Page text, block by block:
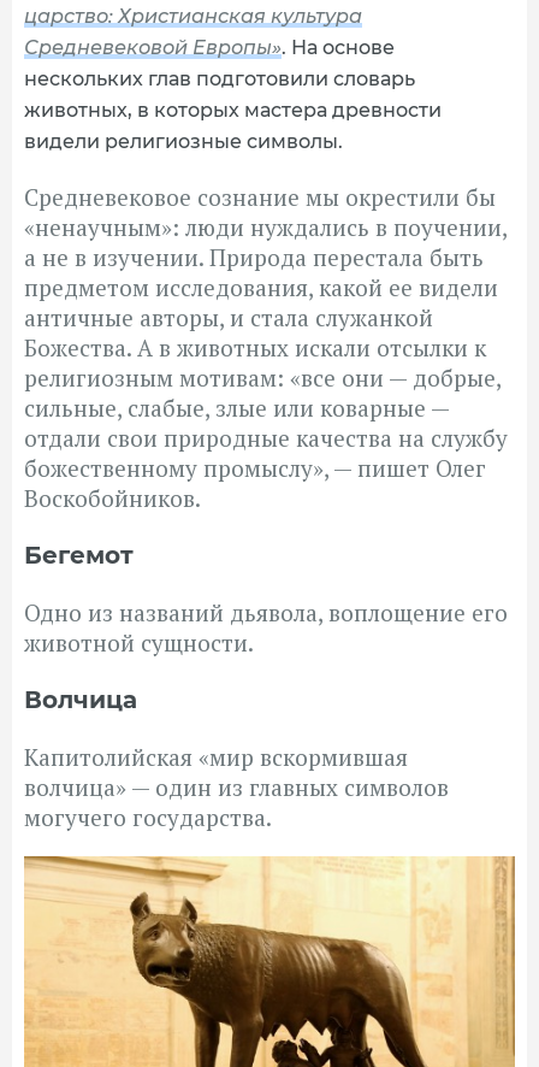
царство: Христианская культура
Средневековой Европы». На основе
нескольких глав подготовили словарь
животных, в которых мастера древности
видели религиозные символы.
Средневековое сознание мы окрестили бы
«ненаучным»: люди нуждались в поучении,
а не в изучении. Природа перестала быть
предметом исследования, какой ее видели
античные авторы, и стала служанкой
Божества. А в животных искали отсылки к
религиозным мотивам: «все они — добрые,
сильные, слабые, злые или коварные —
отдали свои природные качества на службу
божественному промыслу», — пишет Олег
Воскобойников.
Бегемот
Одно из названий дьявола, воплощение его
животной сущности.
Волчица
Капитолийская «мир вскормившая
волчица» — один из главных символов
могучего государства.